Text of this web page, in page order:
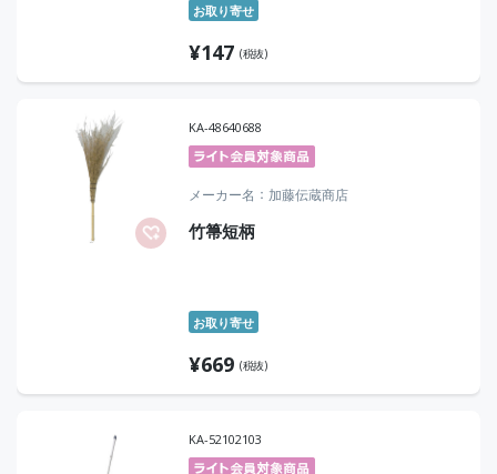
お取り寄せ
¥147 (税抜)
KA-48640688
メーカー名 加藤伝蔵商店
竹箒短柄
お取り寄せ
¥669 (税抜)
KA-52102103